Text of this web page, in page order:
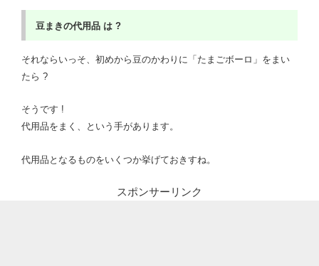
豆まきの代用品 は ?
それならいっそ、初めから豆のかわりに「たまごボーロ」をまい
たら ?
そうです !
代用品をまく、という手があります。
代用品となるものをいくつか挙げておきすね。
スポンサーリンク